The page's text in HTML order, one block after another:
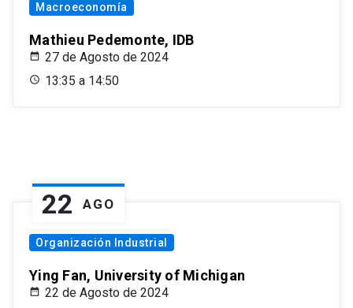
Macroeconomía
Mathieu Pedemonte, IDB
27 de Agosto de 2024
13:35 a 14:50
22 AGO
Organización Industrial
Ying Fan, University of Michigan
22 de Agosto de 2024